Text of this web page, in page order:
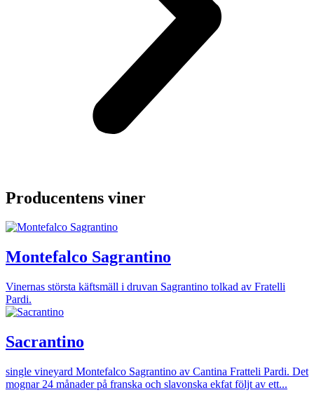
Producentens viner
Montefalco Sagrantino
Vinernas största käftsmäll i druvan Sagrantino tolkad av Fratelli
Pardi.
Sacrantino
single vineyard Montefalco Sagrantino av Cantina Fratteli Pardi. Det
mognar 24 månader på franska och slavonska ekfat följt av ett...